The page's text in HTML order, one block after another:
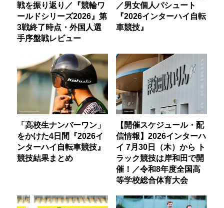
戦を振り返り／『競輪ワ
ールドシリーズ2026』第
3戦終了時点・外国人選
手序盤戦レビュー
／男女個人パシュート
『2026インターハイ自転
車競技』
「高校生ナンバーワン」
をかけた4日間『2026イ
ンターハイ自転車競技』
競技結果まとめ
【開催スケジュール・配
信情報】2026インターハ
イ 7月30日（木）から ト
ラック競技は岸和田で開
催！／令和8年度全国高
等学校総合体育大会